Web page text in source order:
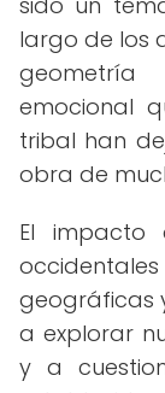
largo de los
emocional
tribal han
obra de
El
geográficas
a explorar
y a